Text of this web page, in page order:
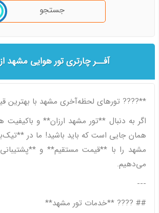
جستجو
آفــر چارتری تور هوایی مشهد
**???? تورهای لحظه‌آخری مشهد با بهترین
اگر به دنبال **تور مشهد ارزان** و باکیفیت
همان جایی است که باید باشید! ما در
می‌دهیم.
---
## ???? **خدمات تور مشهد**